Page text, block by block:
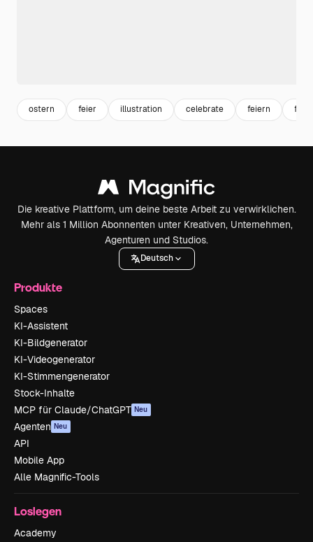
ostern feier illustration celebrate feiern
Die kreative Plattform, um deine beste Arbeit zu verwirklichen.
Mehr als 1 Million Abonnenten unter Kreativen, Unternehmen,
Agenturen und Studios.
Deutsch
Produkte
Spaces
KI-Assistent
KI-Bildgenerator
KI-Videogenerator
KI-Stimmengenerator
Stock-Inhalte
MCP für Claude/ChatGPT Neu
Agenten Neu
API
Mobile App
Alle Magnific-Tools
Loslegen
Academy